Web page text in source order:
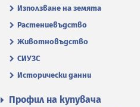
Използване на земята
Растениевъдство
Животновъдство
СИУЗС
Исторически данни
Профил на купувача